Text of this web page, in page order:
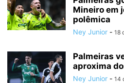
Mineiro em
polêmica
Ney Junior - 18
Palmeiras
aproxima
Ney Junior - 14